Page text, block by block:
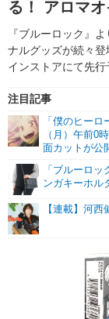
声優
舞台
動画
連載・ブログ
編集部ブログ・
る！ アロマ
『ブルーロック』
ナルグッズが続々
インストアにて先行
注目記事
「僕のヒー
（月）午前0
面カットが公
「ブルーロ
ンガキーホル
【連載】河西